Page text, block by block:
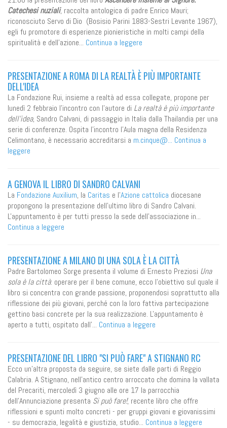
Catechesi nuziali, raccolta antologica di padre Enrico Mauri;
riconosciuto Servo di Dio (Bosisio Parini 1883-Sestri Levante 1967),
egli fu promotore di esperienze pionieristiche in molti campi della
spiritualità e dell’azione... Continua a leggere
PRESENTAZIONE A ROMA DI LA REALTÀ È PIÙ IMPORTANTE
DELL'IDEA
La Fondazione Rui, insieme a realtà ad essa collegate, propone per
lunedì 2 febbraio l'incontro con l'autore di La realtà è più importante
dell'idea, Sandro Calvani, di passaggio in Italia dalla Thailandia per una
serie di conferenze. Ospita l'incontro l'Aula magna della Residenza
Celimontano, è necessario accreditarsi a m.cinque@... Continua a
leggere
A GENOVA IL LIBRO DI SANDRO CALVANI
La Fondazione Auxilium, la Caritas e l'Azione cattolica diocesane
propongono la presentazione dell'ultimo libro di Sandro Calvani.
L'appuntamento è per tutti presso la sede dell'associazione in...
Continua a leggere
PRESENTAZIONE A MILANO DI UNA SOLA È LA CITTÀ
Padre Bartolomeo Sorge presenta il volume di Ernesto Preziosi Una
sola è la città: operare per il bene comune, ecco l'obiettivo sul quale il
libro si concentra con grande passione, proponendosi soprattutto alla
riflessione dei più giovani, perché con la loro fattiva partecipazione
gettino basi concrete per la sua realizzazione. L'appuntamento è
aperto a tutti, ospitato dall'... Continua a leggere
PRESENTAZIONE DEL LIBRO "SI PUÒ FARE" A STIGNANO RC
Ecco un'altra proposta da seguire, se siete dalle parti di Reggio
Calabria. A Stignano, nell'antico centro arroccato che domina la vallata
del Precariti, mercoledì 3 giugno alle ore 17 la parrocchia
dell'Annunciazione presenta Si può fare!, recente libro che offre
riflessioni e spunti molto concreti - per gruppi giovani e giovanissimi
- su democrazia, legalità e giustizia, studio... Continua a leggere